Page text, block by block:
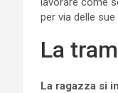
per via delle sue
La
La ragazza si